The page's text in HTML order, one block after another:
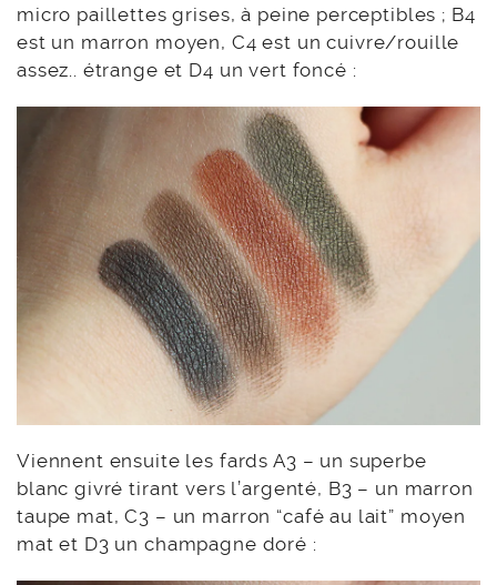
micro paillettes grises, à peine perceptibles ; B4
est un marron moyen, C4 est un cuivre/rouille
assez.. étrange et D4 un vert foncé :
Viennent ensuite les fards A3 – un superbe
blanc givré tirant vers l’argenté, B3 – un marron
taupe mat, C3 – un marron “café au lait” moyen
mat et D3 un champagne doré :